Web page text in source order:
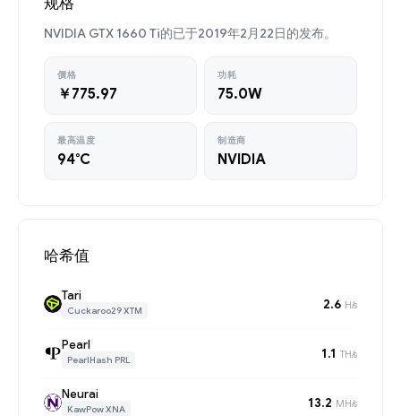
NVIDIA GTX 1660 Ti的已于2019年2月22日的发布。
價格
￥775.97
功耗
75.0W
最高温度
94°C
制造商
NVIDIA
哈希值
Tari
Cuckaroo29 XTM 2.6 H/s
Pearl
PearlHash PRL 1.1 TH/s
Neurai
KawPow XNA 13.2 MH/s